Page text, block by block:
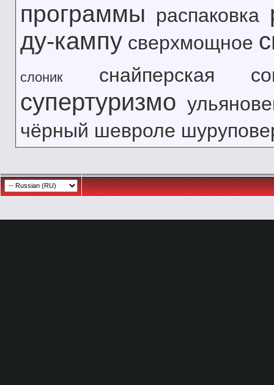
программы распаковка
ду-кампу сверхмощное
слоник снайперская
супертуризмо
чёрный шевроле